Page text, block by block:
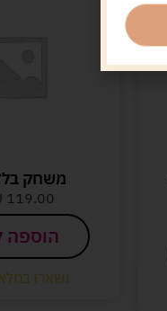
משחק
119.00
הוספה
נשארו